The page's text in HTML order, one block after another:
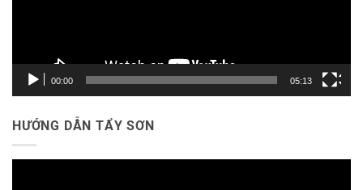
00:00 05:13
HƯỚNG DẪN TẨY SƠN